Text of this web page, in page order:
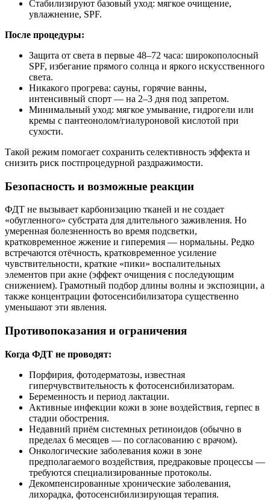
Стабилизируют базовый уход: мягкое очищение,
увлажнение, SPF.
После процедуры:
Защита от света в первые 48–72 часа: широкополосный
SPF, избегание прямого солнца и яркого искусственного
света.
Никакого прогрева: сауны, горячие ванны,
интенсивный спорт — на 2–3 дня под запретом.
Минимальный уход: мягкое умывание, гидрогели или
кремы с пантеонолом/гиалуроновой кислотой при
сухости.
Такой режим помогает сохранить селективность эффекта и
снизить риск постпроцедурной раздражимости.
Безопасность и возможные реакции
ФДТ не вызывает карбонизацию тканей и не создает
«обугленного» субстрата для длительного заживления. Но
умеренная болезненность во время подсветки,
кратковременное жжение и гиперемия — нормальны. Редко
встречаются отёчность, кратковременное усиление
чувствительности, краткие «пики» воспалительных
элементов при акне (эффект очищения с последующим
снижением). Грамотный подбор длины волны и экспозиции, а
также концентрации фотосенсибилизатора существенно
уменьшают эти явления.
Противопоказания и ограничения
Когда ФДТ не проводят:
Порфирия, фотодерматозы, известная
гиперчувствительность к фотосенсибилизаторам.
Беременность и период лактации.
Активные инфекции кожи в зоне воздействия, герпес в
стадии обострения.
Недавний приём системных ретиноидов (обычно в
пределах 6 месяцев — по согласованию с врачом).
Онкологические заболевания кожи в зоне
предполагаемого воздействия, предраковые процессы —
требуются специализированные протоколы.
Декомпенсированные хронические заболевания,
лихорадка, фотосенсибилизирующая терапия.